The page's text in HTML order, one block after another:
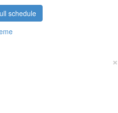
schedule
×